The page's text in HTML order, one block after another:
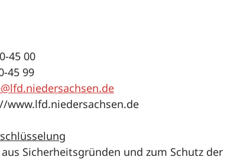
45 00
45 99
www.lfd.niedersachsen.de
Sicherheitsgründen und zum Schutz der